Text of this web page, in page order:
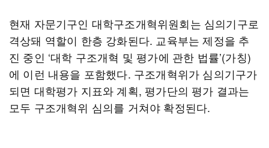
현재 자문기구인 대학구조개혁위원회는 심의기구로
격상돼 역할이 한층 강화된다. 교육부는 제정을 추
진 중인 ‘대학 구조개혁 및 평가에 관한 법률’(가칭)
에 이런 내용을 포함했다. 구조개혁위가 심의기구가
되면 대학평가 지표와 계획, 평가단의 평가 결과는
모두 구조개혁위 심의를 거쳐야 확정된다.